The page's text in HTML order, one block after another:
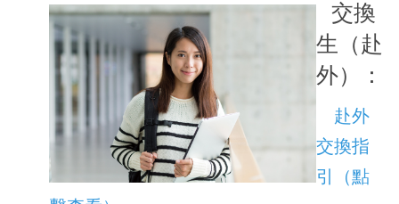
交換
生（赴
外）：
赴外
交換指
引（點